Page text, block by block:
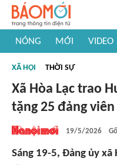
NÓNG MỚI VIDEO
#Khám phá thế giới
XÃ HỘI THỜI SỰ
Xã Hòa Lạc trao
tặng 25 đảng viên
19/5/2026
Sáng 19-5, Đảng ủy